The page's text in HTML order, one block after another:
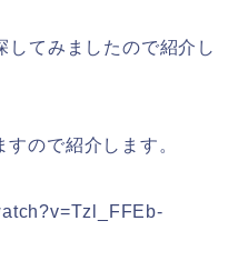
してみましたので紹介し
ので紹介します。